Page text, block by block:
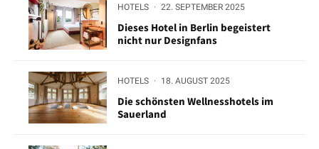
HOTELS · 22. SEPTEMBER 2025
Dieses Hotel in Berlin begeistert
nicht nur Designfans
HOTELS · 18. AUGUST 2025
Die schönsten Wellnesshotels im
Sauerland